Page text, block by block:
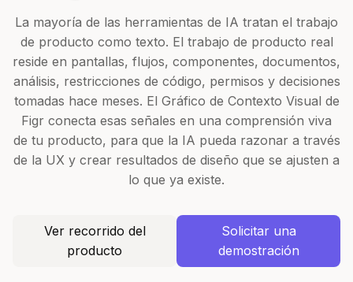
La mayoría de las herramientas de IA tratan el trabajo
de producto como texto. El trabajo de producto real
reside en pantallas, flujos, componentes, documentos,
análisis, restricciones de código, permisos y decisiones
tomadas hace meses. El Gráfico de Contexto Visual de
Figr conecta esas señales en una comprensión viva
de tu producto, para que la IA pueda razonar a través
de la UX y crear resultados de diseño que se ajusten a
lo que ya existe.
Ver recorrido del
producto
Solicitar una
demostración